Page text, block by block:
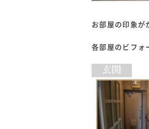
お部屋の印象が
各部屋のビフォ